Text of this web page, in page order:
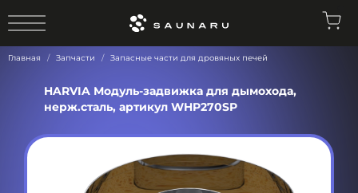
Главная Запчасти Запасные части для дровяных печей
HARVIA Модуль-задвижка для дымохода,
нерж.сталь, артикул WHP270SP